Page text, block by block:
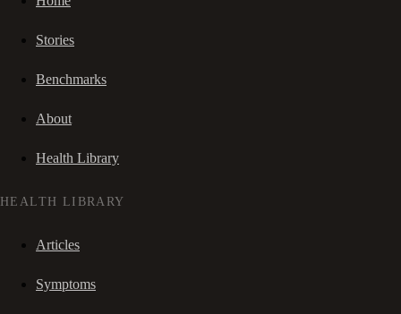
Stories
Benchmarks
About
Health Library
HEALTH LIBRARY
Articles
Symptoms